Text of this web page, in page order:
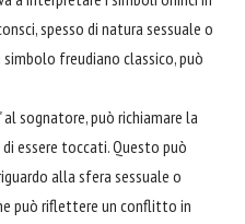
spesso di natura sessuale o
simbolo freudiano classico, può
sognatore, può richiamare la
essere toccati. Questo può
alla sfera sessuale o
può riflettere un conflitto in